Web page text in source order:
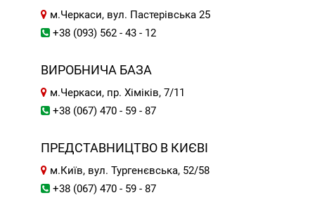
м.Черкаси, вул. Пастерівська 25
+38 (093) 562 - 43 - 12
ВИРОБНИЧА БАЗА
м.Черкаси, пр. Хіміків, 7/11
+38 (067) 470 - 59 - 87
ПРЕДСТАВНИЦТВО В КИЄВІ
м.Київ, вул. Тургенєвська, 52/58
+38 (067) 470 - 59 - 87